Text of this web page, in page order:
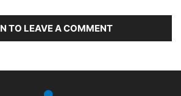
TO LEAVE A COMMENT